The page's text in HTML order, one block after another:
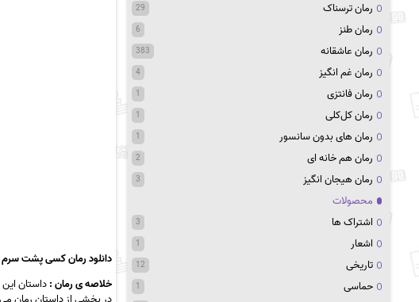
دانلود رمان کسی پشت
خلاصه ی رمان :داستان
رمان ترسناک 29
رمان طنز 6
رمان عاشقانه 383
رمان غم انگیز 4
رمان فانتزی 1
رمان کل‌کلی 1
رمان های بدون سانسور 1
رمان هم خانه ای 2
رمان هیجان انگیز 3
محصولات
اشتراک ها
3
اشعار 1
تاریخی 12
حماسی 1